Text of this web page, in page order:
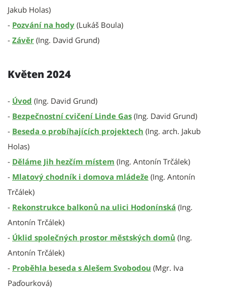
Jakub Holas)
- Pozvání na hody (Lukáš Boula)
- Závěr (Ing. David Grund)
Květen 2024
- Úvod (Ing. David Grund)
- Bezpečnostní cvičení Linde Gas (Ing. David Grund)
- Beseda o probíhajících projektech (Ing. arch. Jakub
Holas)
- Děláme Jih hezčím místem (Ing. Antonín Trčálek)
- Mlatový chodník i domova mládeže (Ing. Antonín
Trčálek)
- Rekonstrukce balkonů na ulici Hodonínská (Ing.
Antonín Trčálek)
- Úklid společných prostor městských domů (Ing.
Antonín Trčálek)
- Proběhla beseda s Alešem Svobodou (Mgr. Iva
Paďourková)